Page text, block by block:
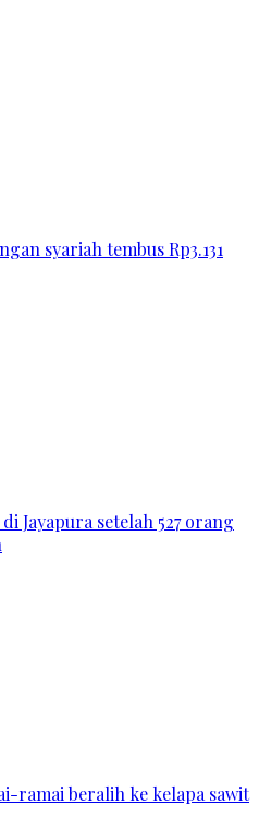
syariah tembus Rp3.131
Jayapura setelah 527 orang
ramai beralih ke kelapa sawit